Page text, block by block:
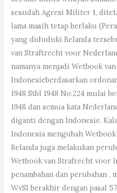
sesudah Agresi Militer 1,
lama masih tetap berlaku
yang diduduki Belanda
van Straftrecht voor
namanya menjadi Wetbook
Indonesieberdasarkan
1948 Stbl 1948 No.224 mulai
1948 dan semua kata
diganti dengan Indonesie.
Indonesia mengubah
Belanda juga melakukan
Wetbook van Strafrecht voor
penambahan dan perubahan ,
WvSI berakhir dengan pasal